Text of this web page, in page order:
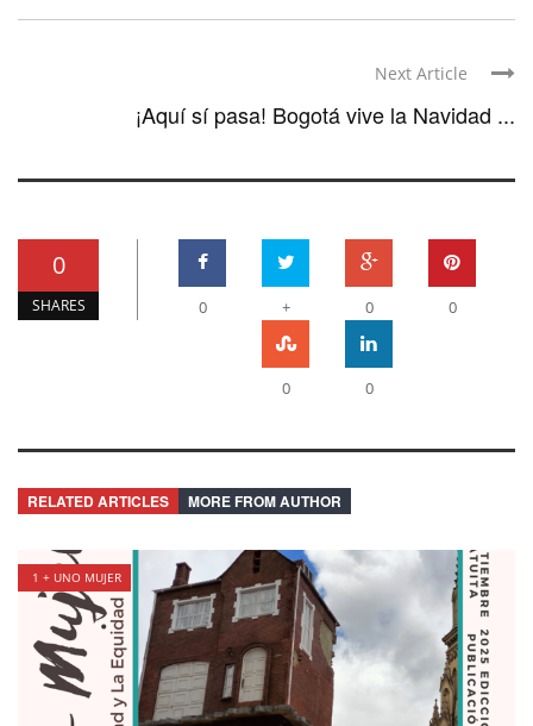
Next Article
¡Aquí sí pasa! Bogotá vive la Navidad ...
0
SHARES 0 + 0 0
0 0
RELATED ARTICLES MORE FROM AUTHOR
1 + UNO MUJER